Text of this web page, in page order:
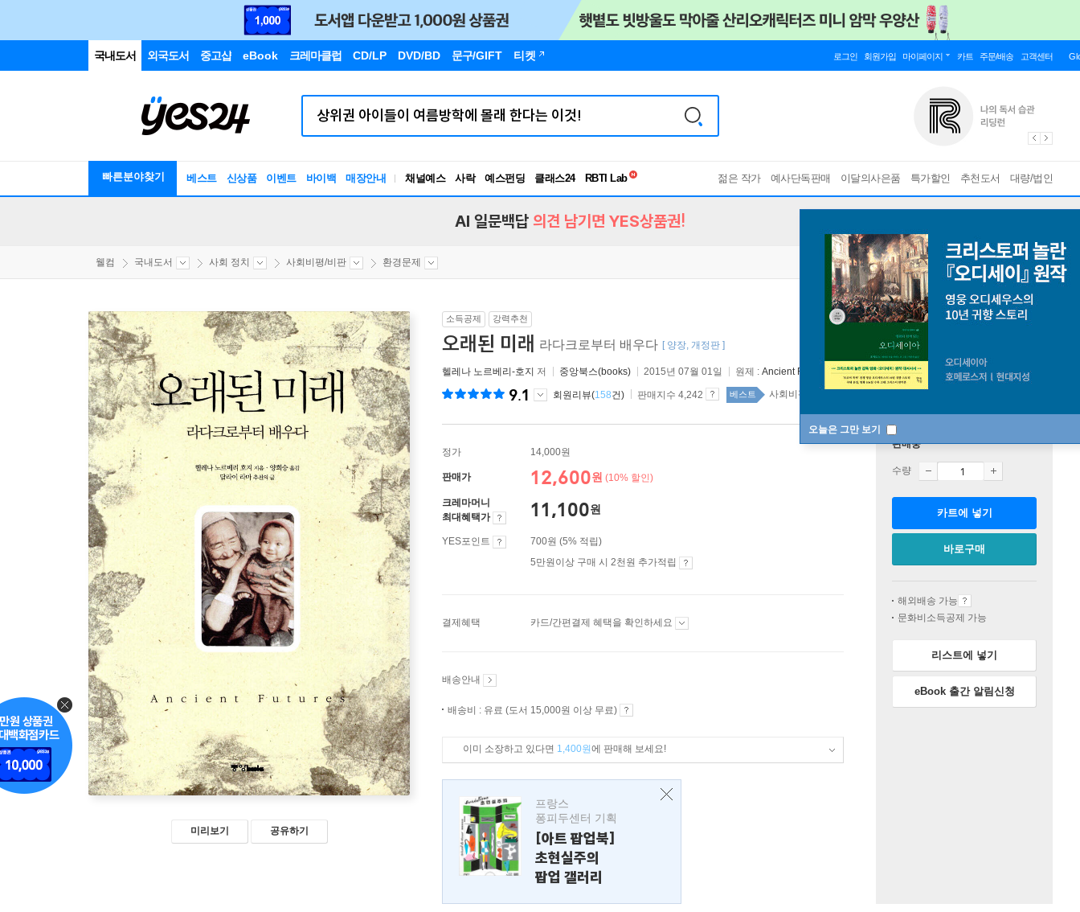
국내도서 외국도서 중고샵 eBook 크레마클럽 CD/LP DVD/BD 문구/GIFT 티켓 로그인 회원가입 마이페이지 카트 주문/배송 고객센터
빠른분야찾기 베스트 신상품 이벤트 바이백 매장안내 채널예스 사락 예스펀딩 클래스24
RBTI Lab
독서유형검사
젊은 작가 예사단독판매 이달의사은품 특가할인 추천도서 대량/법인
오늘은 그만 보기
AI 일문백답 의견 남기면 YES상품권!
웰컴 국내도서 사회 정치 사회비평/비판 환경문제
미리보기 공유하기
소득공제 강력추천
오래된 미래 라다크로부터 배우다 [ 양장, 개정판 ]
헬레나 노르베리-호지 저 중앙북스(books) 2015년 07월 01일 원제 : Ancient Futures
9.1 회원리뷰(158건) 판매지수 4,242 베스트 사회비평/비판 86위
정가 14,000원
판매가 12,600원 (10% 할인)
크레마머니
최대혜택가
11,100원
YES포인트
700원 (5% 적립)
5만원이상 구매 시 2천원 추가적립
결제혜택 카드/간편결제 혜택을 확인하세요
배송안내
배송비 : 유료 (도서 15,000원 이상 무료)
이미 소장하고 있다면 1,400원에 판매해 보세요!
프랑스
퐁피두센터 기획
[아트 팝업북]
초현실주의
팝업 갤러리
판매중
수량
카트에 넣기
바로구매
해외배송 가능
문화비소득공제 가능
리스트에 넣기
eBook 출간 알림신청